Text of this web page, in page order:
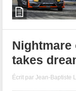
Nightmare
takes
Écrit parJean-Baptiste